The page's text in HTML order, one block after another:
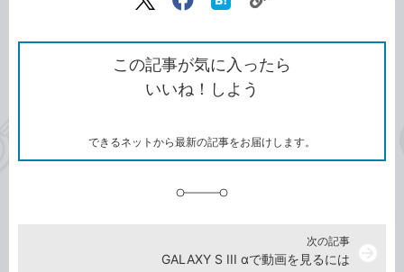
X（旧
で
シ
ェ
ア
Facebook
シ
ェ
ア
な
ブ
ッ
ク
ク
ク
を
コ
この記事が気に入ったら
いいね！しよう
できるネットから最新の記事をお届けします。
次の記事
GALAXY S III αで動画を見るには